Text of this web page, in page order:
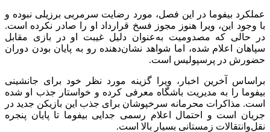
عملکرد بیفوما در این فصل، مورد رضایت سرمربی برزیلی نبوده و
با وجود این، ویرا هنوز مجوز فسخ قرارداد او را صادر نکرده است.
در حالی که مصدومیت به‌عنوان دلیل غیبت او در بازی مقابل
سپاهان اعلام شده، اما شواهد نشان‌دهنده رو به پایان بودن دوران
حضورش در پرسپولیس است.
براساس آخرین اخبار، ویرا گزینه مورد نظر خود برای جانشینی
بیفوما را به مدیریت باشگاه معرفی کرده و خواستار جذب او شده
است. مذاکرات محرمانه سرخپوشان برای جذب این بازیکن جدید در
جریان است و احتمال اعلام رسمی جدایی بیفوما تا پایان پنجره
نقل‌وانتقالات زمستانی بسیار بالا است.